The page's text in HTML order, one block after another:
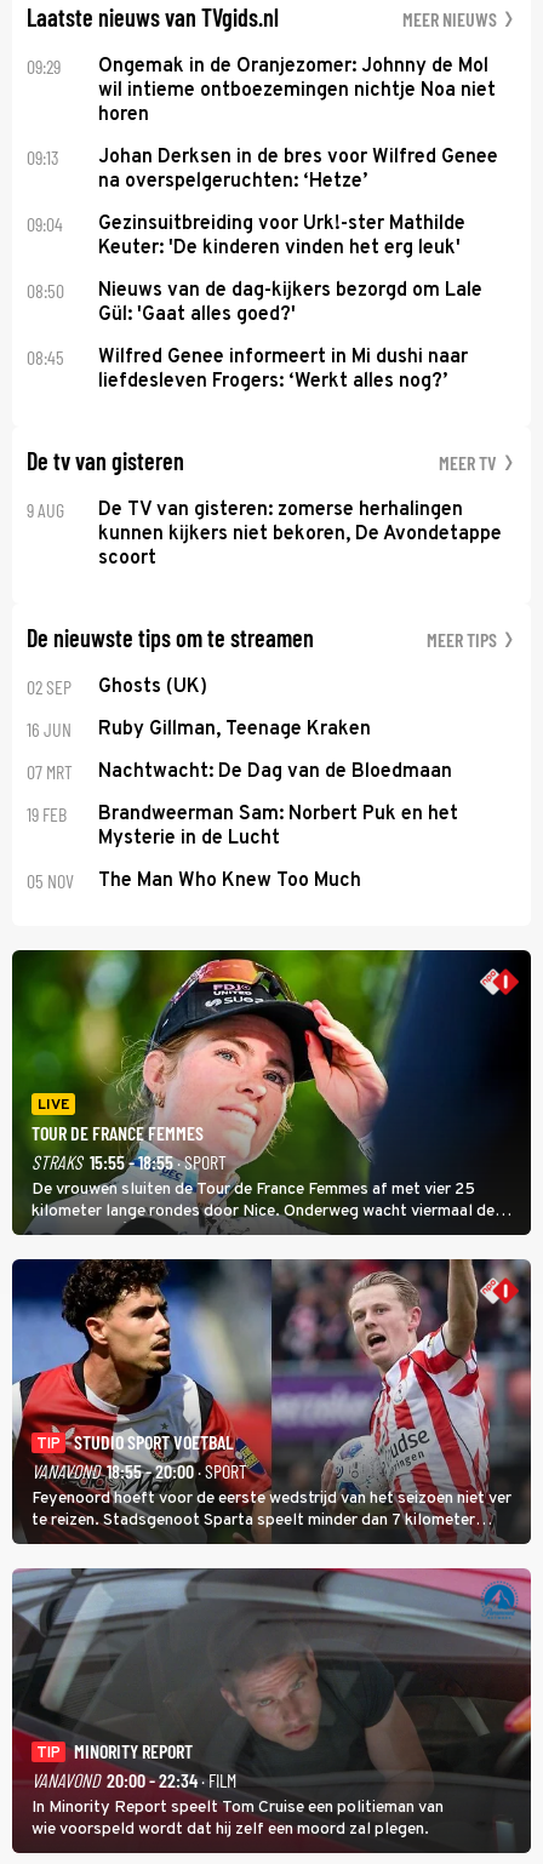
Laatste nieuws van TVgids.nl MEER NIEUWS
09:29
Ongemak in de Oranjezomer: Johnny de Mol
wil intieme ontboezemingen nichtje Noa niet
horen
09:13
Johan Derksen in de bres voor Wilfred Genee
na overspelgeruchten: ‘Hetze’
09:04
Gezinsuitbreiding voor Urk!-ster Mathilde
Keuter: 'De kinderen vinden het erg leuk'
08:50
Nieuws van de dag-kijkers bezorgd om Lale
Gül: 'Gaat alles goed?'
08:45
Wilfred Genee informeert in Mi dushi naar
liefdesleven Frogers: ‘Werkt alles nog?’
De tv van gisteren MEER TV
9 AUG
De TV van gisteren: zomerse herhalingen
kunnen kijkers niet bekoren, De Avondetappe
scoort
De nieuwste tips om te streamen MEER TIPS
02 SEP Ghosts (UK)
16 JUN Ruby Gillman, Teenage Kraken
07 MRT Nachtwacht: De Dag van de Bloedmaan
19 FEB
Brandweerman Sam: Norbert Puk en het
Mysterie in de Lucht
05 NOV The Man Who Knew Too Much
LIVE
TOUR DE FRANCE FEMMES
STRAKS 15:55 - 18:55· SPORT
De vrouwen sluiten de Tour de France Femmes af met vier 25
kilometer lange rondes door Nice. Onderweg wacht viermaal de
zware Col d'Èze. Aan de finish op de Promenade des Anglais krijgt
de eindwinnaar de laatste gele trui.
TIP
STUDIO SPORT VOETBAL
VANAVOND 18:55 - 20:00· SPORT
Feyenoord hoeft voor de eerste wedstrijd van het seizoen niet ver
te reizen. Stadsgenoot Sparta speelt minder dan 7 kilometer
verderop. Feyenoord trok de Spaanse spits Nacho Ferri aan van
KVC Westerlo uit België.
TIP
MINORITY REPORT
VANAVOND 20:00 - 22:34· FILM
In Minority Report speelt Tom Cruise een politieman van
wie voorspeld wordt dat hij zelf een moord zal plegen.